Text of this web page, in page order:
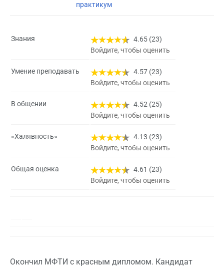
практикум
Знания
4.65 (23)
Войдите, чтобы оценить
Умение преподавать
4.57 (23)
Войдите, чтобы оценить
В общении
4.52 (25)
Войдите, чтобы оценить
«Халявность»
4.13 (23)
Войдите, чтобы оценить
Общая оценка
4.61 (23)
Войдите, чтобы оценить
Окончил МФТИ с красным дипломом. Кандидат